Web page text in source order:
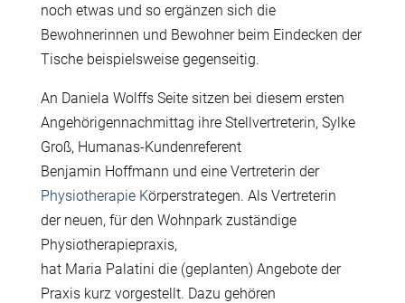
noch etwas und so ergänzen sich die
Bewohnerinnen und Bewohner beim Eindecken der
Tische beispielsweise gegenseitig.
An Daniela Wolffs Seite sitzen bei diesem ersten
Angehörigennachmittag ihre Stellvertreterin, Sylke
Groß, Humanas-Kundenreferent
Benjamin Hoffmann und eine Vertreterin der
Physiotherapie Körperstrategen. Als Vertreterin
der neuen, für den Wohnpark zuständige
Physiotherapiepraxis,
hat Maria Palatini die (geplanten) Angebote der
Praxis kurz vorgestellt. Dazu gehören